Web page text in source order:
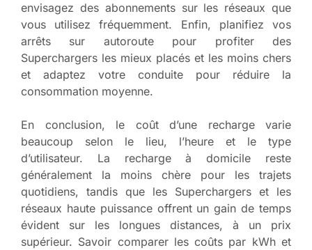
envisagez des abonnements sur les réseaux que
vous utilisez fréquemment. Enfin, planifiez vos
arrêts sur autoroute pour profiter des
Superchargers les mieux placés et les moins chers
et adaptez votre conduite pour réduire la
consommation moyenne.
En conclusion, le coût d’une recharge varie
beaucoup selon le lieu, l’heure et le type
d’utilisateur. La recharge à domicile reste
généralement la moins chère pour les trajets
quotidiens, tandis que les Superchargers et les
réseaux haute puissance offrent un gain de temps
évident sur les longues distances, à un prix
supérieur. Savoir comparer les coûts par kWh et